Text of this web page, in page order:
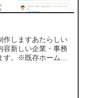
作しますあたらしい
容新しい企業・事務
す。※既存ホームペ